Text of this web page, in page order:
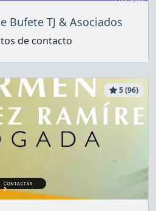
Bufete TJ & Asociados
de contacto
5 (96)